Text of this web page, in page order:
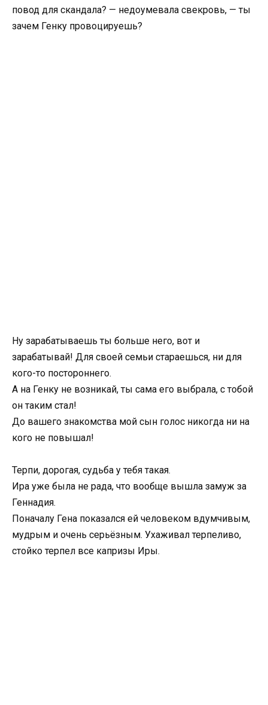
повод для скандала? — недоумевала свекровь, — ты
зачем Генку провоцируешь?
Ну зарабатываешь ты больше него, вот и
зарабатывай! Для своей семьи стараешься, ни для
кого-то постороннего.
А на Генку не возникай, ты сама его выбрала, с тобой
он таким стал!
До вашего знакомства мой сын голос никогда ни на
кого не повышал!
Терпи, дорогая, судьба у тебя такая.
Ира уже была не рада, что вообще вышла замуж за
Геннадия.
Поначалу Гена показался ей человеком вдумчивым,
мудрым и очень серьёзным. Ухаживал терпеливо,
стойко терпел все капризы Иры.